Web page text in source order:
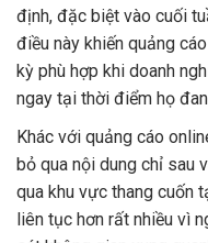
định, đặc biệt vào cuối
điều này khiến quảng
kỳ phù hợp khi doanh
ngay tại thời điểm họ
Khác với quảng cáo
bỏ qua nội dung chỉ sau
qua khu vực thang cuốn
liên tục hơn rất nhiều vì